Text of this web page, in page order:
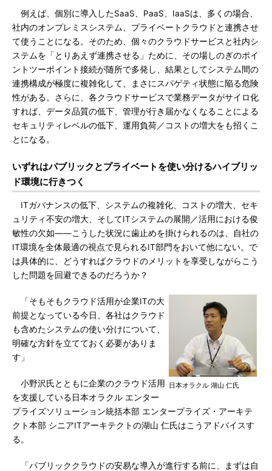
例えば、個別に導入したSaaS、PaaS、IaaSは、多くの場合、
社内のオンプレミスシステム、プライベートクラウドと連携させ
て使うことになる。そのため、個々のクラウドサービスと社内シ
ステムを「とりあえず連携させる」ために、その場しのぎのポイ
ントツーポイント接続が随所で多発し、結果としてシステム間の
連携構成が極度に複雑化して、まさにスパゲティ状態に陥る危険
性がある。さらに、各クラウドサービスで業務データがサイロ化
すれば、データ品質の低下、管理が行き届かなくなることによる
セキュリティレベルの低下、運用負荷／コストの増大をも招くこ
とになる。
いずれはパブリックとプライベートを使い分けるハイブリッ
ド環境に行きつく
ITガバナンスの低下、システムの複雑化、コストの増大、セキ
ュリティ不安の増大、そしてITシステムの展開／活用における俊
敏性の欠如――こうした状況に歯止めを掛けられるのは、自社の
IT環境を全体最適の視点で見られるIT部門をおいて他にない。で
は具体的に、どうすればクラウドのメリットを享受しながらこう
した問題を回避できるのだろうか？
日本オラクル 湖山 仁氏
「そもそもクラウド活用が企業ITの大
前提となっている今日、各社はクラウド
も含めたシステムの使い分けについて、
明確な方針を立てておく必要がありま
す」
小野沢氏とともに企業のクラウド活用
を支援している日本オラクル エンター
プライズソリューション統括本部 エンタープライズ・アーキテ
クト本部 シニアITアーキテクトの湖山 仁氏はこうアドバイスす
る。
「パブリッククラウドの安易な導入が進行する前に、まずは自